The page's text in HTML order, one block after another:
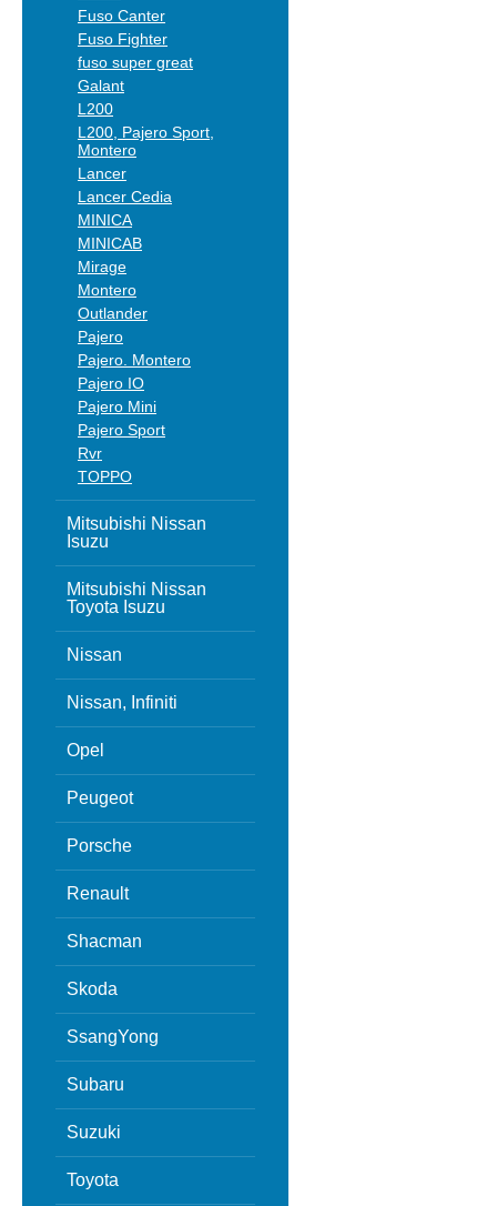
Fuso Canter
Fuso Fighter
fuso super great
Galant
L200
L200, Pajero Sport,
Montero
Lancer
Lancer Cedia
MINICA
MINICAB
Mirage
Montero
Outlander
Pajero
Pajero. Montero
Pajero IO
Pajero Mini
Pajero Sport
Rvr
TOPPO
Mitsubishi Nissan
Isuzu
Mitsubishi Nissan
Toyota Isuzu
Nissan
Nissan, Infiniti
Opel
Peugeot
Porsche
Renault
Shacman
Skoda
SsangYong
Subaru
Suzuki
Toyota